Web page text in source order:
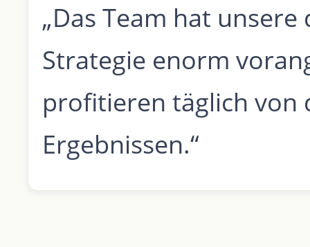
„Das Team hat unsere
Strategie enorm
profitieren täglich von
Ergebnissen.“